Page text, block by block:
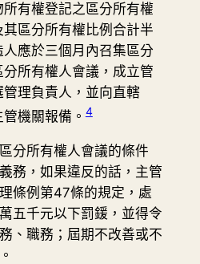
有權登記之區分所有權
區分所有權比例合計半
應於三個月內召集區分
所有權人會議，成立管
理負責人，並向直轄
機關報備。4
分所有權人會議的條件
務，如果違反的話，主管
條例第47條的規定，處
五千元以下罰鍰，並得令
、職務；屆期不改善或不